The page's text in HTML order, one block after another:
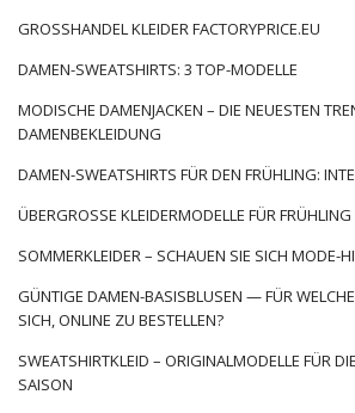
Traditionen der spanischen Kultur
im Zusammenhang mit dem Flamenco,
der spanischen Kleidung ist eng mit
emotionalen Tanz verbunden, …
GROSSHANDEL KLEIDER FACTORYPRICE.EU
DAMEN-SWEATSHIRTS: 3 TOP-MODELLE
MODISCHE DAMENJACKEN – DIE NEUESTEN
DAMENBEKLEIDUNG
DAMEN-SWEATSHIRTS FÜR DEN FRÜHLING:
ÜBERGROSSE KLEIDERMODELLE FÜR FRÜHLING
SOMMERKLEIDER – SCHAUEN SIE SICH MODE-
GÜNTIGE DAMEN-BASISBLUSEN — FÜR
SICH, ONLINE ZU BESTELLEN?
SWEATSHIRTKLEID – ORIGINALMODELLE FÜR
SAISON